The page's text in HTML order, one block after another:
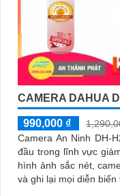
CAMERA DAHUA
990,000 ₫
Camera An Ninh DH-
đầu trong lĩnh vực giám sát an ninh.
hình ảnh sắc nét,
và ghi lại mọi diễn